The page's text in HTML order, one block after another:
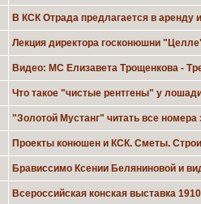
В КСК Отрада предлагается в аренду
Лекция директора госконюшни
Видео: МС Елизавета Трощенкова -
Что такое "чистые рентгены" у
"Золотой Мустанг" читать все номера
Проекты конюшен и КСК. Сметы.
Брависсимо Ксении Беляниновой и
Всероссийская конская выставка